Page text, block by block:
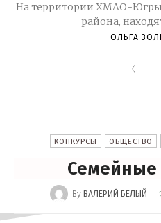
На территории ХМАО-Югры,
района,
ОЛЬГА